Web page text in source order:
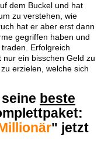
dem Buckel und hat
zu verstehen, wie
hat er aber erst dann
gegriffen haben und
Erfolgreich
ein bisschen Geld zu
erzielen, welche sich
beste
" jetzt